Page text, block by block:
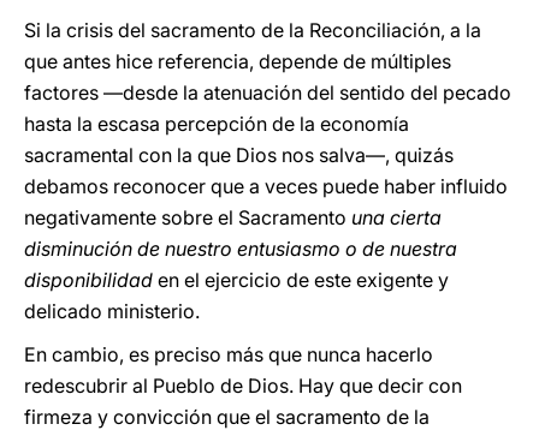
Si la crisis del sacramento de la Reconciliación, a la
que antes hice referencia, depende de múltiples
factores —desde la atenuación del sentido del pecado
hasta la escasa percepción de la economía
sacramental con la que Dios nos salva—, quizás
debamos reconocer que a veces puede haber influido
negativamente sobre el Sacramento una cierta
disminución de nuestro entusiasmo o de nuestra
disponibilidad en el ejercicio de este exigente y
delicado ministerio.
En cambio, es preciso más que nunca hacerlo
redescubrir al Pueblo de Dios. Hay que decir con
firmeza y convicción que el sacramento de la